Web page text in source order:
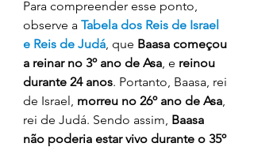
Para compreender esse ponto,
observe a Tabela dos Reis de Israel
e Reis de Judá, que Baasa começou
a reinar no 3º ano de Asa, e reinou
durante 24 anos. Portanto, Baasa, rei
de Israel, morreu no 26º ano de Asa,
rei de Judá. Sendo assim, Baasa
não poderia estar vivo durante o 35º